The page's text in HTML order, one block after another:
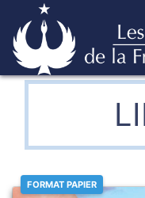
Skip
to Éditions de la
FORMAT PAPIER